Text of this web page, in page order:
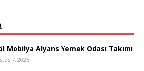
Mobilya Alyans Yemek Odası Takımı
7, 2026